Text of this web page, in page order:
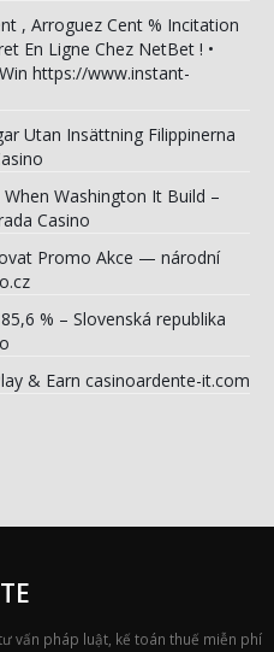
, Arroguez Cent % Incitation
En Ligne Chez NetBet ! •
https://www.instant-
Utan Insättning Filippinerna
Washington It Build –
Casino
Promo Akce — národní
% – Slovenská republika
& Earn casinoardente-it.com
vấn pháp luật, kế toán thuế miễn phí